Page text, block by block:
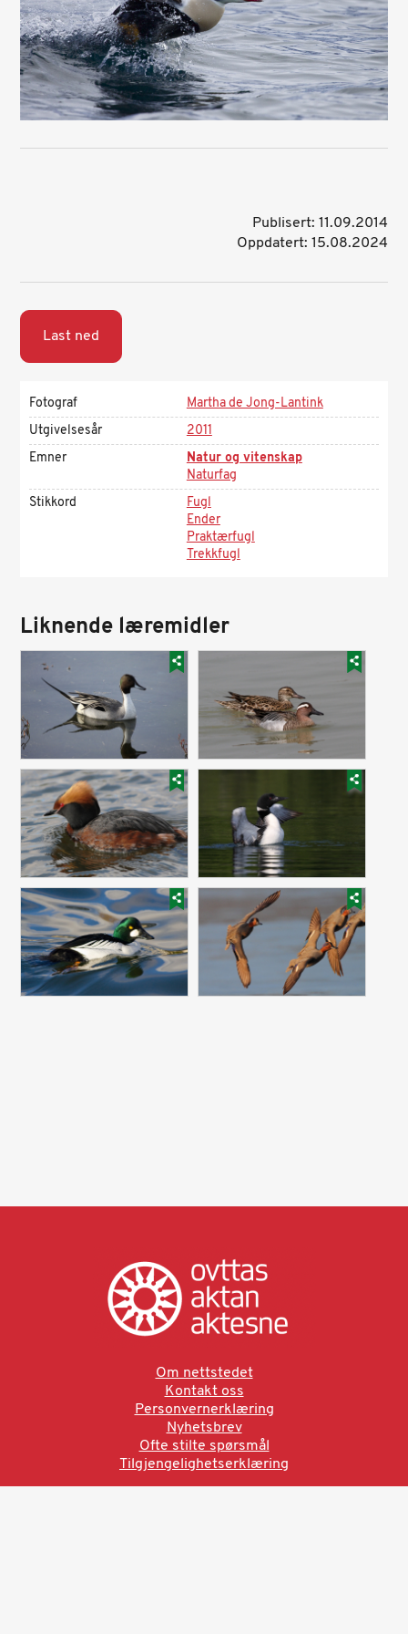
Publisert: 11.09.2014
Oppdatert: 15.08.2024
Last ned
Fotograf
Martha de Jong-Lantink
Utgivelsesår
2011
Emner
Natur og vitenskap
Naturfag
Stikkord
Fugl
Ender
Praktærfugl
Trekkfugl
Liknende læremidler
Om nettstedet
Kontakt oss
Personvernerklæring
Nyhetsbrev
Ofte stilte spørsmål
Tilgjengelighetserklæring